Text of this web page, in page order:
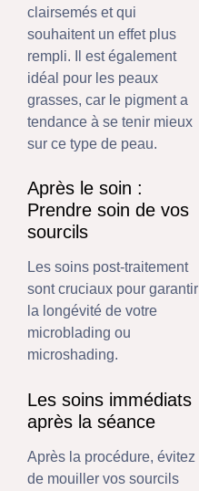
clairsemés et qui
souhaitent un effet plus
rempli. Il est également
idéal pour les peaux
grasses, car le pigment a
tendance à se tenir mieux
sur ce type de peau.
Après le soin :
Prendre soin de vos
sourcils
Les soins post-traitement
sont cruciaux pour garantir
la longévité de votre
microblading ou
microshading.
Les soins immédiats
après la séance
Après la procédure, évitez
de mouiller vos sourcils